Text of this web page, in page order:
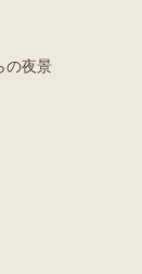
の夜景